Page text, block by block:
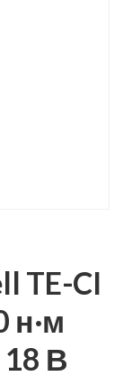
TE-CI
н·м
В